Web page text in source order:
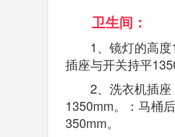
卫生间：
1、镜灯的高度
插座与开关持平
2、洗衣机插座
1350mm。：马桶
350mm。